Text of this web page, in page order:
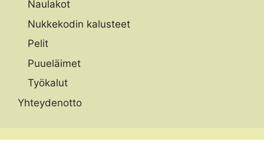
Naulakot
Nukkekodin kalusteet
Pelit
Puueläimet
Työkalut
Yhteydenotto